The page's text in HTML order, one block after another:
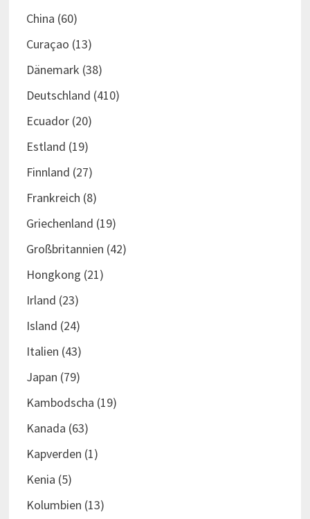
China (60)
Curaçao (13)
Dänemark (38)
Deutschland (410)
Ecuador(20)
Estland (19)
Finnland (27)
Frankreich (8)
Griechenland (19)
Großbritannien (42)
Hongkong (21)
Irland (23)
Island (24)
Italien (43)
Japan (79)
Kambodscha (19)
Kanada (63)
Kapverden (1)
Kenia (5)
Kolumbien (13)